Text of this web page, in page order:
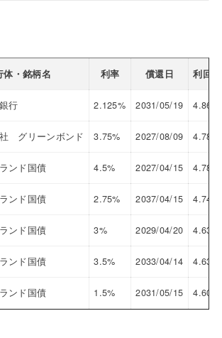
体・銘柄名 利率 償還日 利回り
行 2.125% 2031/05/19 4.860
グリーンボンド 3.75% 2027/08/09 4.786
ンド国債 4.5% 2027/04/15 4.780
ンド国債 2.75% 2037/04/15 4.741
ンド国債 3% 2029/04/20 4.638
ンド国債 3.5% 2033/04/14 4.632
ンド国債 1.5% 2031/05/15 4.606